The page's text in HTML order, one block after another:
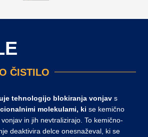
ČISTILO
tehnologijo blokiranja vonjav s
molekulami, ki se kemično
in jih nevtralizirajo. To kemično-
deaktivira delce onesnaževal, ki se